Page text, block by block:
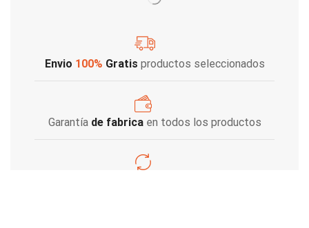
Envio 100% Gratis productos seleccionados
Garantía de fabricaen todos los productos